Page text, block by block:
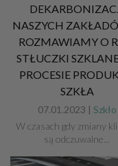
NASZYCH
ROZMAWIAMY O
STŁUCZKI
PROCESIE
SZKŁA
07.01.2023 | Szkło
W czasach gdy zmiany
są odczuwalne...